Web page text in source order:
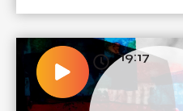
19:17